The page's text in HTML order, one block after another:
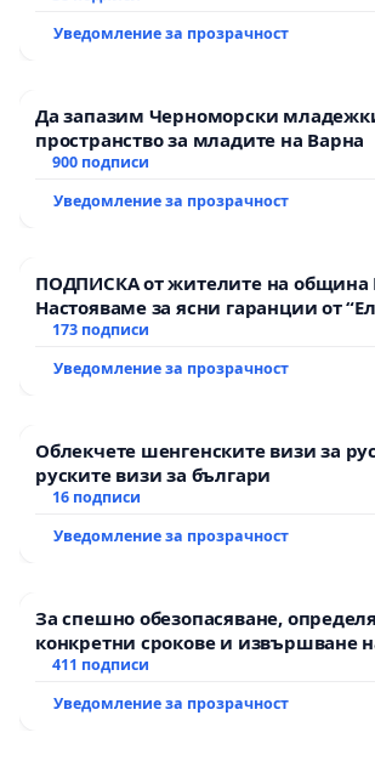
Уведомление за прозрачност
Да запазим Черноморски
пространство за младите на Варна
900 подписи
Уведомление за прозрачност
ПОДПИСКА от жителите на община
Настояваме за ясни гаранции от
АД и от държавата, че ще се
173 подписи
Уведомление за прозрачност
Облекчете шенгенските визи за
руските визи за българи
16 подписи
Уведомление за прозрачност
За спешно обезопасяване,
конкретни срокове и извършване
рехабилитация на
Мирово - к.к. Момин проход
411 подписи
Уведомление за прозрачност